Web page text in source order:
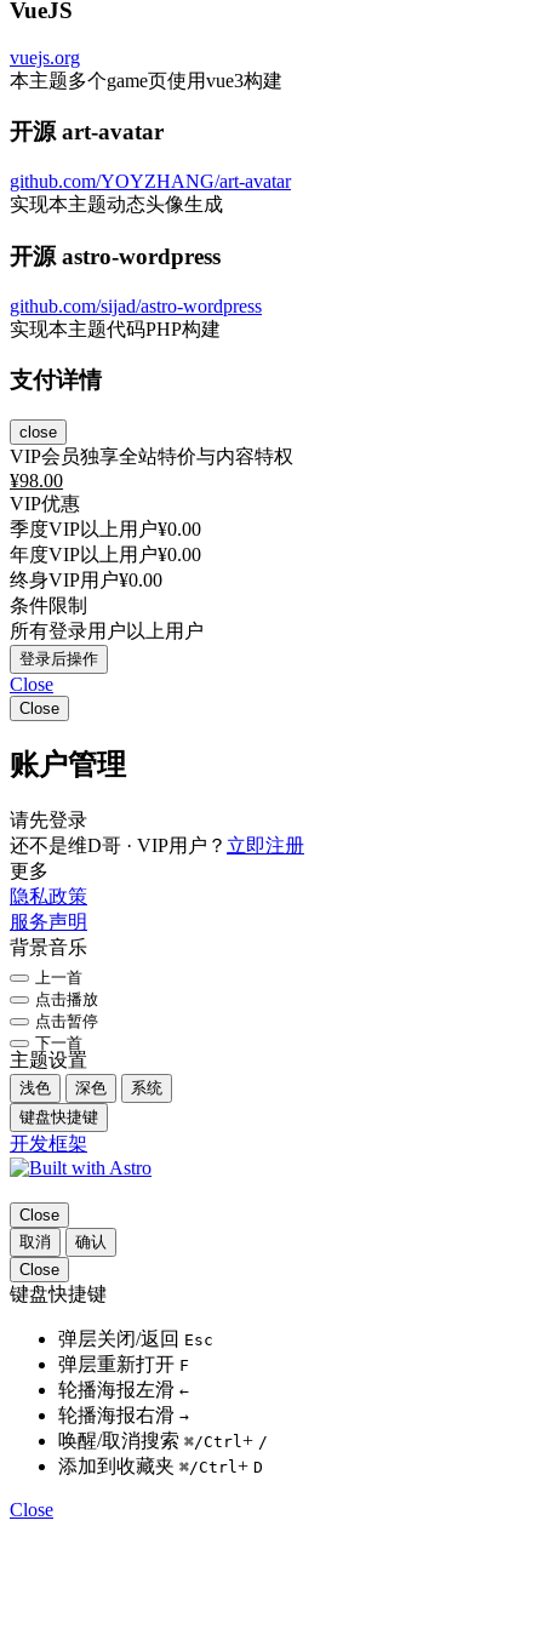
VueJS
vuejs.org
本主题多个game页使用vue3构建
开源 art-avatar
github.com/YOYZHANG/art-avatar
实现本主题动态头像生成
开源 astro-wordpress
github.com/sijad/astro-wordpress
实现本主题代码PHP构建
支付详情
close
VIP会员独享全站特价与内容特权
¥98.00
VIP优惠
季度VIP以上用户¥0.00
年度VIP以上用户¥0.00
终身VIP用户¥0.00
条件限制
所有登录用户以上用户
登录后操作
Close
Close
账户管理
请先登录
还不是维D哥 · VIP用户？ 立即注册
更多
隐私政策
服务声明
背景音乐
上一首
点击播放
点击暂停
下一首
主题设置
浅色 深色
系统
键盘快捷键
开发框架
Close
取消
确认
Close
键盘快捷键
弹层关闭/返回 Esc
弹层重新打开 F
轮播海报左滑 ←
轮播海报右滑 →
唤醒/取消搜索 ⌘/Ctrl + /
添加到收藏夹 ⌘/Ctrl + D
Close